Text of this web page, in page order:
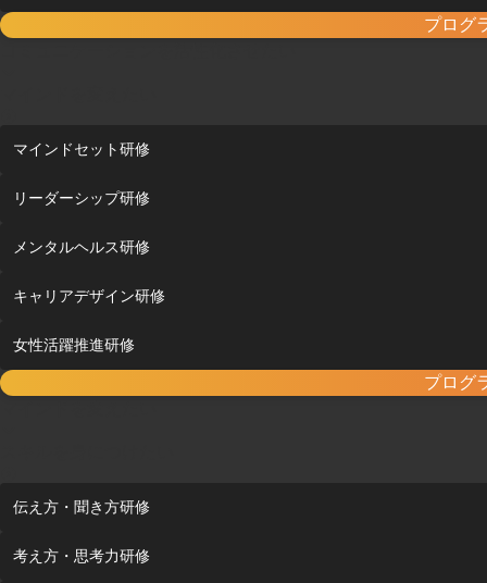
プログ
マインドセット研修
リーダーシップ研修
メンタルヘルス研修
キャリアデザイン研修
女性活躍推進研修
プログ
伝え方・聞き方研修
考え方・思考力研修